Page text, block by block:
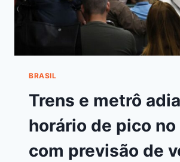
BRASIL
Trens e metrô
horário de pico no
com previsão de